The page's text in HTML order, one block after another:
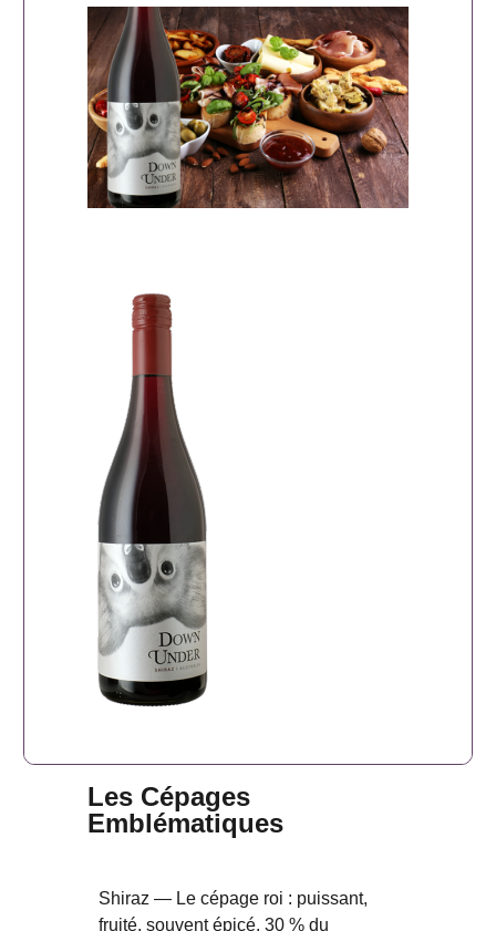
Les Cépages
Emblématiques
Shiraz — Le cépage roi : puissant,
fruité, souvent épicé. 30 % du